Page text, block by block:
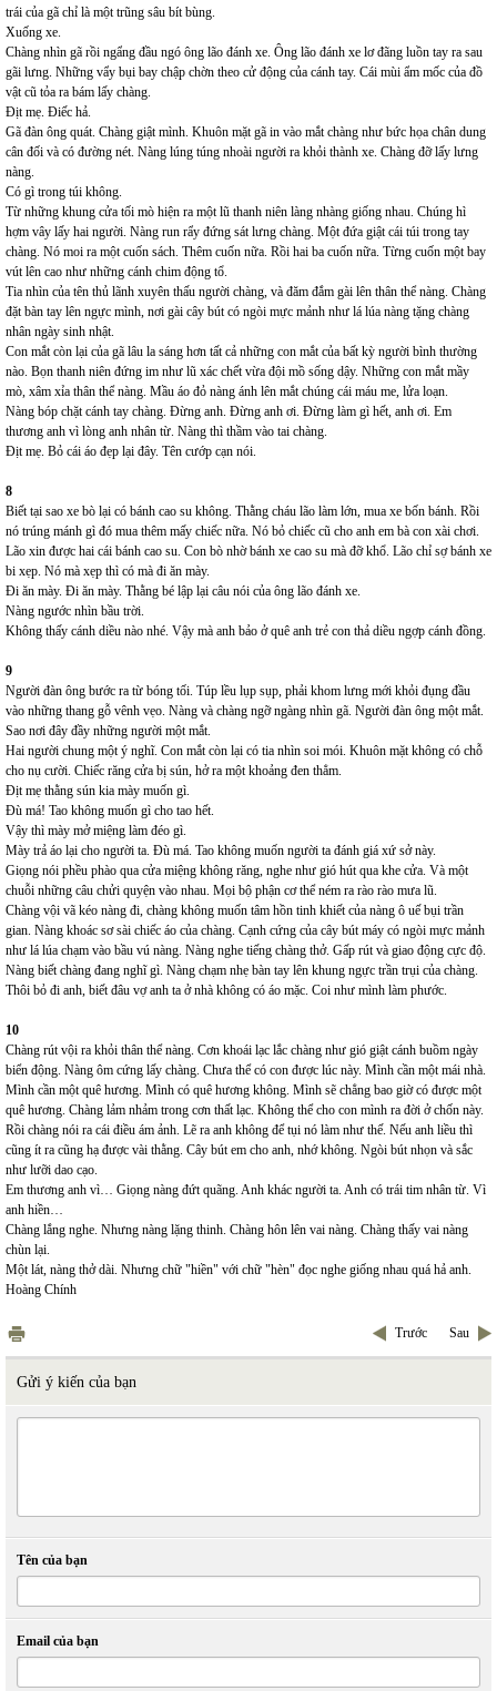
trái của gã chỉ là một trũng sâu bít bùng.
Xuống xe.
Chàng nhìn gã rồi ngẩng đầu ngó ông lão đánh xe. Ông lão đánh xe lơ đãng luồn tay ra sau
gãi lưng. Những vẩy bụi bay chập chờn theo cử động của cánh tay. Cái mùi ẩm mốc của đồ
vật cũ tỏa ra bám lấy chàng.
Địt mẹ. Điếc hả.
Gã đàn ông quát. Chàng giật mình. Khuôn mặt gã in vào mắt chàng như bức họa chân dung
cân đối và có đường nét. Nàng lúng túng nhoài người ra khỏi thành xe. Chàng đỡ lấy lưng
nàng.
Có gì trong túi không.
Từ những khung cửa tối mò hiện ra một lũ thanh niên làng nhàng giống nhau. Chúng hì
hợm vây lấy hai người. Nàng run rẩy đứng sát lưng chàng. Một đứa giật cái túi trong tay
chàng. Nó moi ra một cuốn sách. Thêm cuốn nữa. Rồi hai ba cuốn nữa. Từng cuốn một bay
vút lên cao như những cánh chim động tổ.
Tia nhìn của tên thủ lãnh xuyên thấu người chàng, và đăm đắm gài lên thân thể nàng. Chàng
đặt bàn tay lên ngực mình, nơi gài cây bút có ngòi mực mảnh như lá lúa nàng tặng chàng
nhân ngày sinh nhật.
Con mắt còn lại của gã lâu la sáng hơn tất cả những con mắt của bất kỳ người bình thường
nào. Bọn thanh niên đứng im như lũ xác chết vừa đội mồ sống dậy. Những con mắt mầy
mò, xâm xỉa thân thể nàng. Mầu áo đỏ nàng ánh lên mắt chúng cái máu me, lửa loạn.
Nàng bóp chặt cánh tay chàng. Đừng anh. Đừng anh ơi. Đừng làm gì hết, anh ơi. Em
thương anh vì lòng anh nhân từ. Nàng thì thầm vào tai chàng.
Địt mẹ. Bỏ cái áo đẹp lại đây. Tên cướp cạn nói.
8
Biết tại sao xe bò lại có bánh cao su không. Thằng cháu lão làm lớn, mua xe bốn bánh. Rồi
nó trúng mánh gì đó mua thêm mấy chiếc nữa. Nó bỏ chiếc cũ cho anh em bà con xài chơi.
Lão xin được hai cái bánh cao su. Con bò nhờ bánh xe cao su mà đỡ khổ. Lão chỉ sợ bánh xe
bi xẹp. Nó mà xẹp thì có mà đi ăn mày.
Đi ăn mày. Đi ăn mày. Thằng bé lập lại câu nói của ông lão đánh xe.
Nàng ngước nhìn bầu trời.
Không thấy cánh diều nào nhé. Vậy mà anh bảo ở quê anh trẻ con thả diều ngợp cánh đồng.
9
Người đàn ông bước ra từ bóng tối. Túp lều lụp sụp, phải khom lưng mới khỏi đụng đầu
vào những thang gỗ vênh vẹo. Nàng và chàng ngỡ ngàng nhìn gã. Người đàn ông một mắt.
Sao nơi đây đầy những người một mắt.
Hai người chung một ý nghĩ. Con mắt còn lại có tia nhìn soi mói. Khuôn mặt không có chỗ
cho nụ cười. Chiếc răng cửa bị sún, hở ra một khoảng đen thẳm.
Địt mẹ thằng sún kia mày muốn gì.
Đù má! Tao không muốn gì cho tao hết.
Vậy thì mày mở miệng làm đéo gì.
Mày trả áo lại cho người ta. Đù má. Tao không muốn người ta đánh giá xứ sở này.
Giọng nói phều phào qua cửa miệng không răng, nghe như gió hút qua khe cửa. Và một
chuỗi những câu chửi quyện vào nhau. Mọi bộ phận cơ thể ném ra rào rào mưa lũ.
Chàng vội vã kéo nàng đi, chàng không muốn tâm hồn tinh khiết của nàng ô uế bụi trần
gian. Nàng khoác sơ sài chiếc áo của chàng. Cạnh cứng của cây bút máy có ngòi mực mảnh
như lá lúa chạm vào bầu vú nàng. Nàng nghe tiếng chàng thở. Gấp rút và giao động cực độ.
Nàng biết chàng đang nghĩ gì. Nàng chạm nhẹ bàn tay lên khung ngực trần trụi của chàng.
Thôi bỏ đi anh, biết đâu vợ anh ta ở nhà không có áo mặc. Coi như mình làm phước.
10
Chàng rút vội ra khỏi thân thể nàng. Cơn khoái lạc lắc chàng như gió giật cánh buồm ngày
biển động. Nàng ôm cứng lấy chàng. Chưa thể có con được lúc này. Mình cần một mái nhà.
Mình cần một quê hương. Mình có quê hương không. Mình sẽ chẳng bao giờ có được một
quê hương. Chàng lảm nhảm trong cơn thất lạc. Không thể cho con mình ra đời ở chốn này.
Rồi chàng nói ra cái điều ám ảnh. Lẽ ra anh không để tụi nó làm như thế. Nếu anh liều thì
cũng ít ra cũng hạ được vài thằng. Cây bút em cho anh, nhớ không. Ngòi bút nhọn và sắc
như lưỡi dao cạo.
Em thương anh vì… Giọng nàng đứt quãng. Anh khác người ta. Anh có trái tim nhân từ. Vì
anh hiền…
Chàng lắng nghe. Nhưng nàng lặng thinh. Chàng hôn lên vai nàng. Chàng thấy vai nàng
chùn lại.
Một lát, nàng thở dài. Nhưng chữ "hiền" với chữ "hèn" đọc nghe giống nhau quá hả anh.
Hoàng Chính
Trước Sau
Gửi ý kiến của bạn
Tên của bạn
Email của bạn